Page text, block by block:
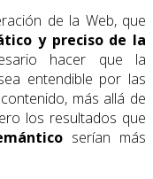
de la Web, que
y preciso de la
hacer que la
entendible por las
más allá de
los resultados que
serían más